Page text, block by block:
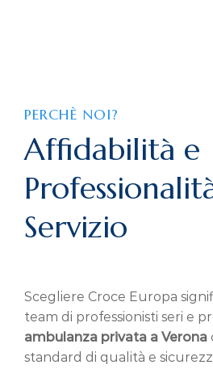
PERCHÈ NOI?
Affidabilità e
Servizio
Scegliere Croce Europa
team di professionisti seri e
ambulanza privata a Verona
standard di qualità e